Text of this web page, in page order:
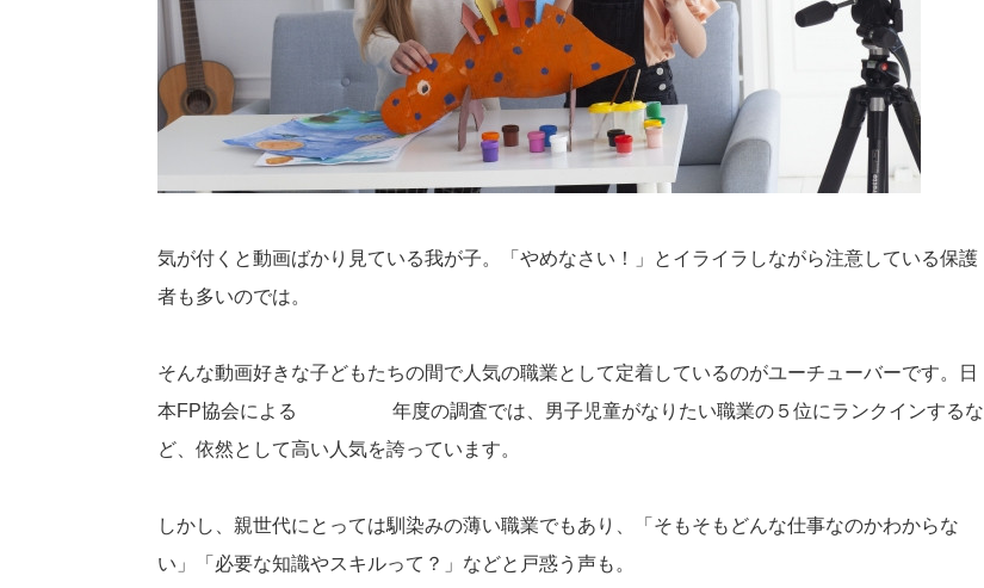
気が付くと動画ばかり見ている我が子。「やめなさい！」とイライラしながら注意している保護
者も多いのでは。
そんな動画好きな子どもたちの間で人気の職業として定着しているのがユーチューバーです。日
本FP協会による2023年度の調査では、男子児童がなりたい職業の５位にランクインするな
ど、依然として高い人気を誇っています。
しかし、親世代にとっては馴染みの薄い職業でもあり、「そもそもどんな仕事なのかわからな
い」「必要な知識やスキルって？」などと戸惑う声も。